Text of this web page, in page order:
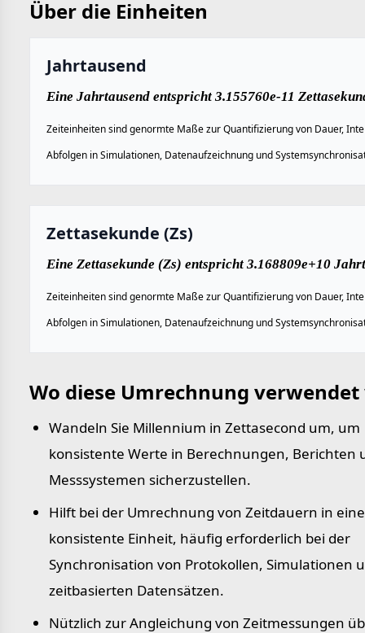
Über die Einheiten
Jahrtausend
Eine Jahrtausend entspricht 3.155760e-11
Zeiteinheiten sind genormte Maße zur Quantifizierung von Dauer,
Abfolgen in Simulationen, Datenaufzeichnung und
Zettasekunde (Zs)
Eine Zettasekunde (Zs) entspricht 3.168809e+10
Zeiteinheiten sind genormte Maße zur Quantifizierung von Dauer,
Abfolgen in Simulationen, Datenaufzeichnung und
Wo diese Umrechnung
Wandeln Sie Millennium in Zettasecond um, um
konsistente Werte in Berechnungen, Berichten
Messsystemen sicherzustellen.
Hilft bei der Umrechnung von Zeitdauern in eine
konsistente Einheit, häufig erforderlich bei der
Synchronisation von Protokollen, Simulationen
zeitbasierten Datensätzen.
Nützlich zur Angleichung von Zeitmessungen